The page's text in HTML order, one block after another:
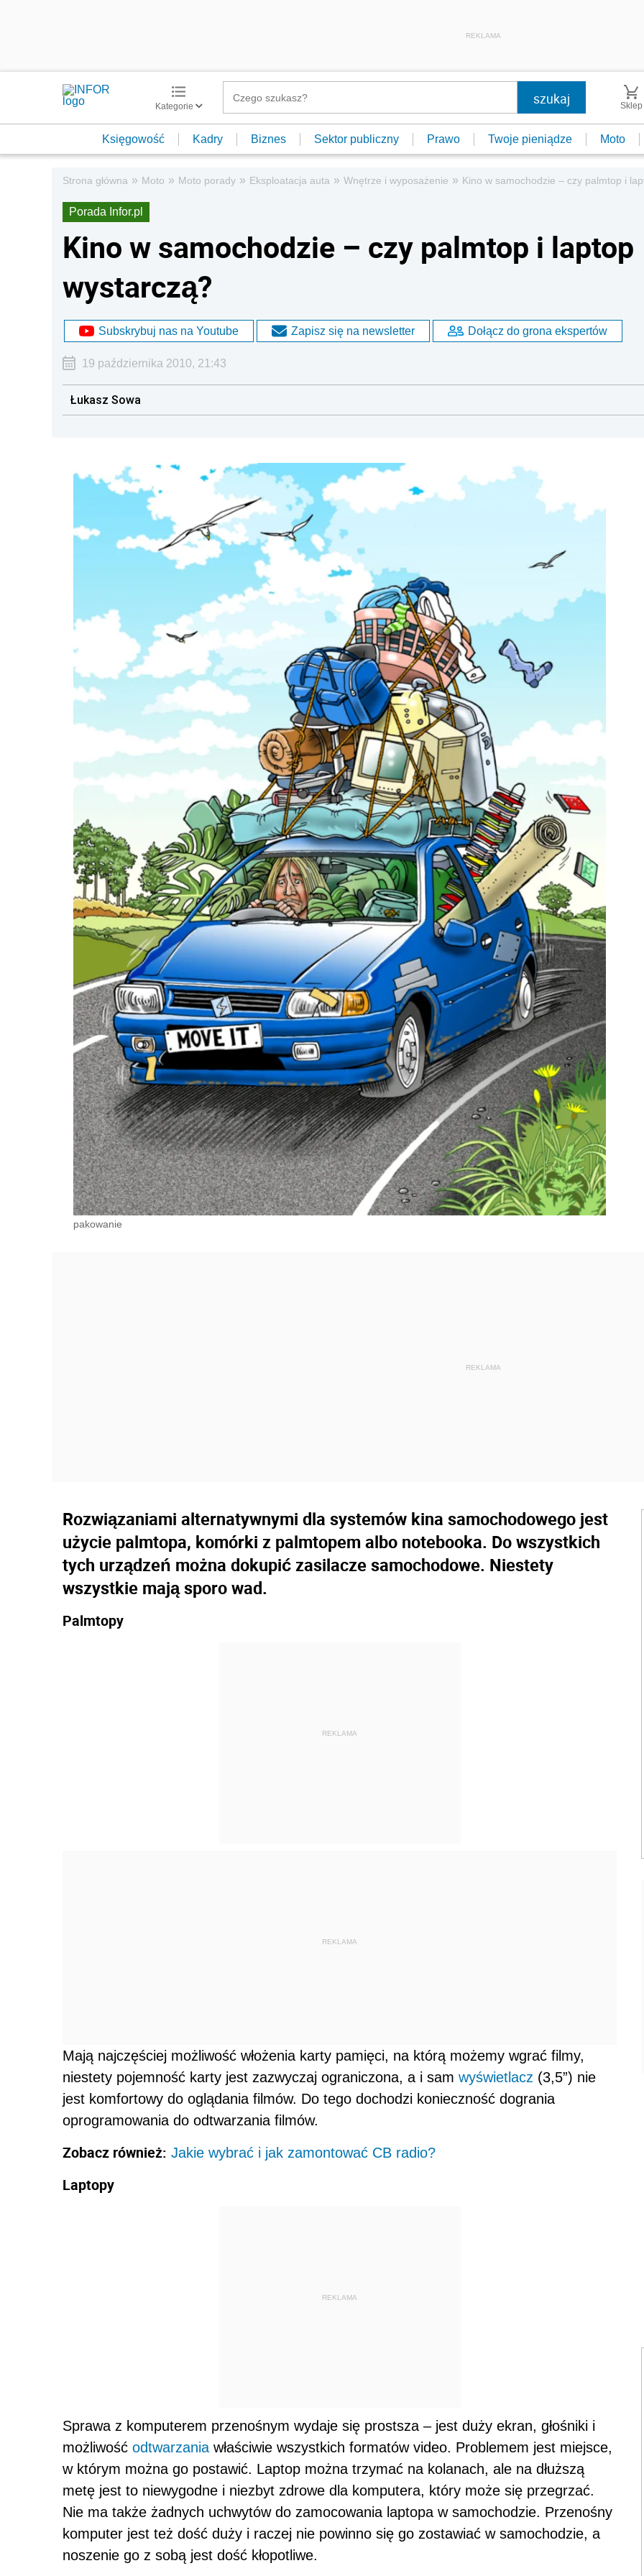
REKLAMA
Kategorie Sklep
Księgowość Kadry Biznes Sektor publiczny Prawo Twoje pieniądze Moto
Strona główna » Moto » Moto porady » Eksploatacja auta » Wnętrze i wyposażenie » Kino w samochodzie – czy palmtop i
Porada Infor.pl
Kino w samochodzie – czy palmtop i laptop
wystarczą?
Subskrybuj nas na Youtube Zapisz się na newsletter Dołącz do grona ekspertów
19 października 2010, 21:43
Łukasz Sowa
pakowanie
Rozwiązaniami alternatywnymi dla systemów kina samochodowego jest
użycie palmtopa, komórki z palmtopem albo notebooka. Do wszystkich
tych urządzeń można dokupić zasilacze samochodowe. Niestety
wszystkie mają sporo wad.
Palmtopy
REKLAMA
Mają najczęściej możliwość włożenia karty pamięci, na którą możemy wgrać filmy,
niestety pojemność karty jest zazwyczaj ograniczona, a i sam wyświetlacz (3,5”) nie
jest komfortowy do oglądania filmów. Do tego dochodzi konieczność dogrania
oprogramowania do odtwarzania filmów.
Zobacz również: Jakie wybrać i jak zamontować CB radio?
Laptopy
Sprawa z komputerem przenośnym wydaje się prostsza – jest duży ekran, głośniki i
możliwość odtwarzania właściwie wszystkich formatów video. Problemem jest miejsce,
w którym można go postawić. Laptop można trzymać na kolanach, ale na dłuższą
metę jest to niewygodne i niezbyt zdrowe dla komputera, który może się przegrzać.
Nie ma także żadnych uchwytów do zamocowania laptopa w samochodzie. Przenośny
komputer jest też dość duży i raczej nie powinno się go zostawiać w samochodzie, a
noszenie go z sobą jest dość kłopotliwe.